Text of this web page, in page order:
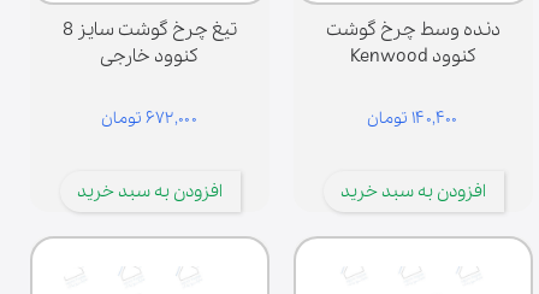
دنده وسط چرخ گوشت
کنوود Kenwood
۱۴۰,۴۰۰ تومان
افزودن به سبد خرید
تیغ چرخ گوشت سایز 8
کنوود خارجی
۶۷۲,۰۰۰ تومان
افزودن به سبد خرید